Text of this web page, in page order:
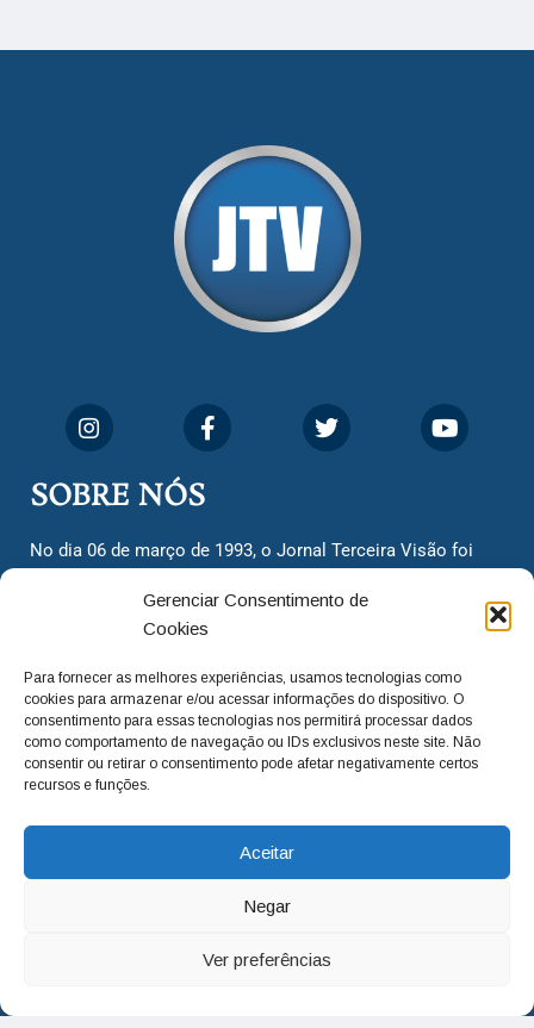
Gerenciar Consentimento de
Cookies
Para fornecer as melhores experiências, usamos tecnologias como
cookies para armazenar e/ou acessar informações do dispositivo. O
consentimento para essas tecnologias nos permitirá processar dados
como comportamento de navegação ou IDs exclusivos neste site. Não
consentir ou retirar o consentimento pode afetar negativamente certos
recursos e funções.
Aceitar
Negar
Ver preferências
SOBRE NÓS
No dia 06 de março de 1993, o Jornal Terceira Visão foi
cidadãos valinhenses, já que naquela época só existiam
dois jornais. Há mais de 30 anos, o jornal continua
com o foco de trazer as melhores notícias. Nunca
deixamos de lado as necessidades do cidadão, sempre
questionando os órgãos públicos em busca de melhorias
para a cidade e sempre cobrando resoluções para casos
adm@jtv.com.br
(19) 3929-6225